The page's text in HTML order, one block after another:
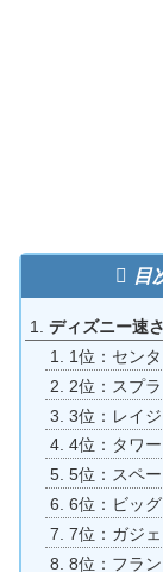
目
ディズニー速
1位：セン
2位：スプ
3位：レイ
4位：タワ
5位：スペ
6位：ビッ
7位：ガジ
8位：フラ